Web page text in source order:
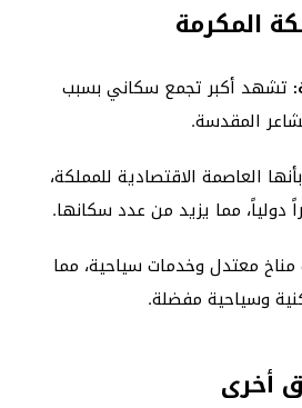
المكرمة
تشهد أكبر تجمع سكاني بسبب
المقدسة.
العاصمة الاقتصادية للمملكة،
دولياً، مما يزيد من عدد سكانها.
مناخ معتدل وخدمات سياحية، مما
وسياحية مفضلة.
أخرى